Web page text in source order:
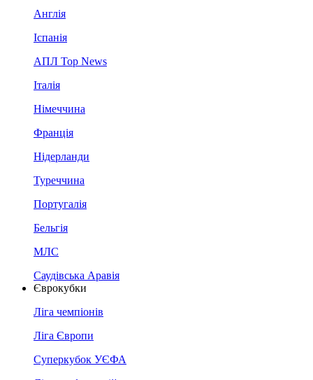
Англія
Іспанія
АПЛ Top News
Італія
Німеччина
Франція
Нідерланди
Туреччина
Португалія
Бельгія
МЛС
Саудівська Аравія
Єврокубки
Ліга чемпіонів
Ліга Європи
Суперкубок УЄФА